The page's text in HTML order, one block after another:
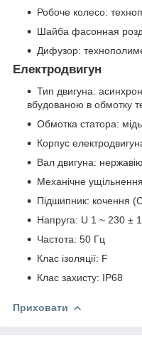
Робоче колесо:
Шайба фасонная
Дифузор:
Електродвигун
Тип двигуна:
вбудованою в обмотку
Обмотка статора: мідь
Корпус
Вал двигуна:
Механічне
Підшипник: кочення
Напруга: U 1 ~ 230 ±
Частота: 50 Гц
Клас ізоляції: F
Клас захисту: IP68
Приховати